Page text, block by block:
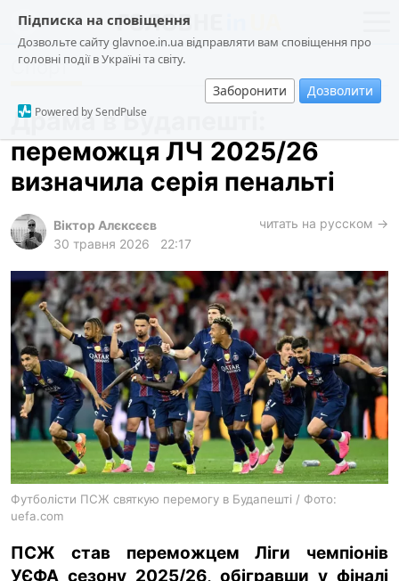
Підписка на сповіщення
Дозвольте сайту glavnoe.in.ua відправляти вам сповіщення про
головні події в Україні та світу.
Заборонити Дозволити
Powered by SendPulse
новини
про проєкт
суспільство
події
кримінал
лонгріди
харків
архів
gambling
ua ru en
Спорт
Драма в Будапешті:
переможця ЛЧ 2025/26
визначила серія пенальті
Віктор Алєксєєв
30 травня 2026
22:17
читать на русском →
Футболісти ПСЖ святкую перемогу в Будапешті / Фото:
uefa.com
ПСЖ став переможцем Ліги чемпіонів
УЄФА сезону 2025/26, обігравши у фіналі